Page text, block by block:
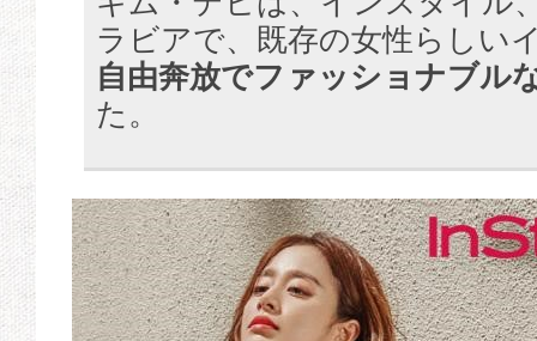
ラビアで、既存の女性らしい
自由奔放でファッショナブル
た。